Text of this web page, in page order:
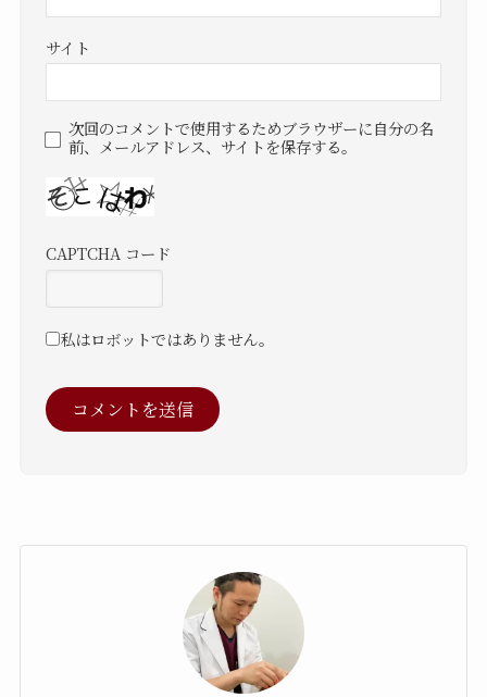
サイト
次回のコメントで使用するためブラウザーに自分の名
前、メールアドレス、サイトを保存する。
CAPTCHA コード
私はロボットではありません。